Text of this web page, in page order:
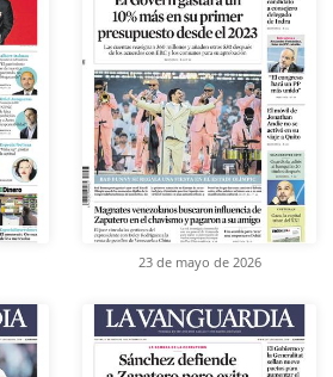
23 de mayo de 2026